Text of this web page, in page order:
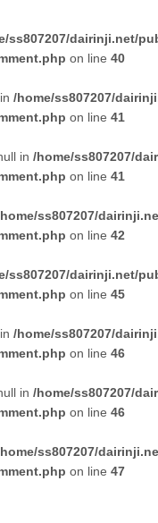
ss807207/dairinji.net/
on line 40
/home/ss807207/
on line 41
in /home/ss807207/
on line 41
ss807207/
on line 42
ss807207/dairinji.net/
on line 45
/home/ss807207/
on line 46
in /home/ss807207/
on line 46
ss807207/
on line 47